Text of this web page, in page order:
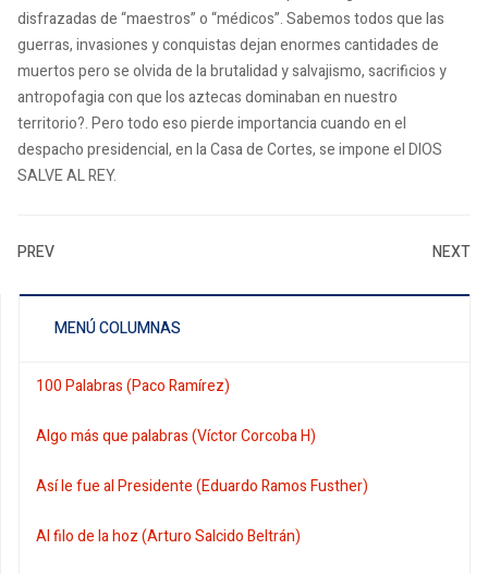
disfrazadas de “maestros” o “médicos”. Sabemos todos que las
guerras, invasiones y conquistas dejan enormes cantidades de
muertos pero se olvida de la brutalidad y salvajismo, sacrificios y
antropofagia con que los aztecas dominaban en nuestro
territorio?. Pero todo eso pierde importancia cuando en el
despacho presidencial, en la Casa de Cortes, se impone el DIOS
SALVE AL REY.
PREV NEXT
MENÚ COLUMNAS
100 Palabras (Paco Ramírez)
Algo más que palabras (Víctor Corcoba H)
Así le fue al Presidente (Eduardo Ramos Fusther)
Al filo de la hoz (Arturo Salcido Beltrán)